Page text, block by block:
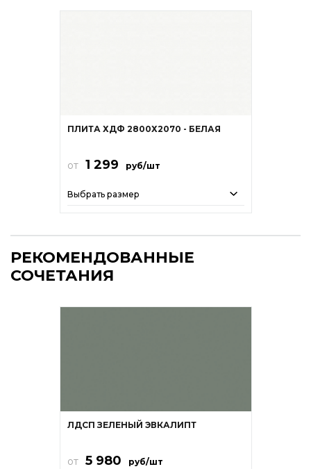
ПЛИТА ХДФ 2800Х2070 - БЕЛАЯ
от 1 299 руб/шт
Выбрать размер
РЕКОМЕНДОВАННЫЕ
СОЧЕТАНИЯ
ЛДСП ЗЕЛЕНЫЙ ЭВКАЛИПТ
от 5 980 руб/шт